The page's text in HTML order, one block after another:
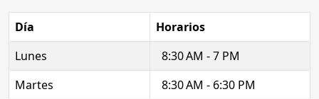
Día
Horarios
Lunes
8:30 AM - 7 PM
Martes
8:30 AM - 6:30 PM